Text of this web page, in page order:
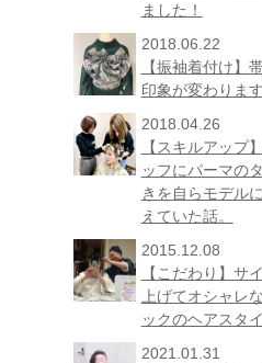
ました！
2018.06.22
【振袖着付け】
印象が変わります
2018.04.26
【スキルアップ
ッフにパーマの
きを自らモデル
えていた話。
2015.12.08
【こだわり】サ
上げてオシャレ
ックのヘアスタ
2021.01.31